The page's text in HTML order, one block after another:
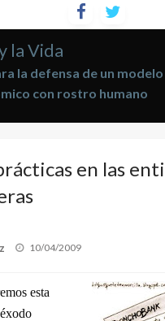
la Vida
la defensa de un modelo
con rostro humano
en las
Publicado
10/04/2009
esta